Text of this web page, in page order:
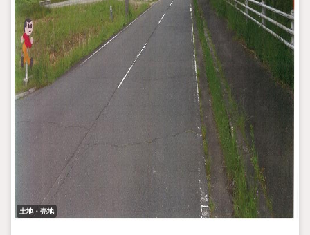
土地・売地